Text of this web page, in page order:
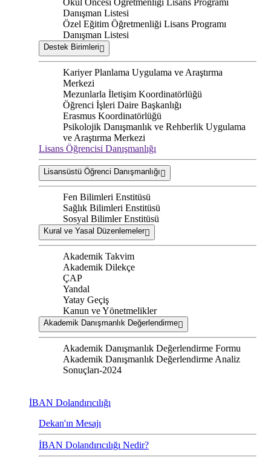
Okul Öncesi Öğretmenliği Lisans Programı
Danışman Listesi
Özel Eğitim Öğretmenliği Lisans Programı
Danışman Listesi
Destek Birimleri
Kariyer Planlama Uygulama ve Araştırma
Merkezi
Mezunlarla İletişim Koordinatörlüğü
Öğrenci İşleri Daire Başkanlığı
Erasmus Koordinatörlüğü
Psikolojik Danışmanlık ve Rehberlik Uygulama
ve Araştırma Merkezi
Lisans Öğrencisi Danışmanlığı
Lisansüstü Öğrenci Danışmanlığı
Fen Bilimleri Enstitüsü
Sağlık Bilimleri Enstitüsü
Sosyal Bilimler Enstitüsü
Kural ve Yasal Düzenlemeler
Akademik Takvim
Akademik Dilekçe
ÇAP
Yandal
Yatay Geçiş
Kanun ve Yönetmelikler
Akademik Danışmanlık Değerlendirme
Akademik Danışmanlık Değerlendirme Formu
Akademik Danışmanlık Değerlendirme Analiz
Sonuçları-2024
İBAN Dolandırıcılığı
Dekan'ın Mesajı
İBAN Dolandırıcılığı Nedir?